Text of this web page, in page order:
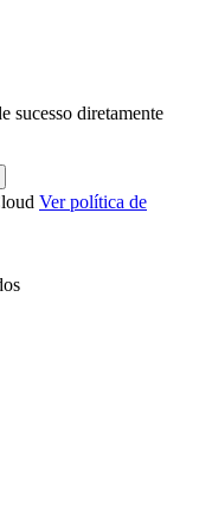
sucesso diretamente
Ver política de